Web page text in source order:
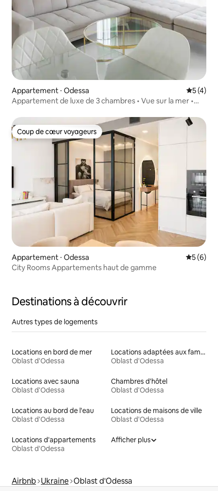
Appartement ⋅ Odessa
5 (4)
Appartement de luxe de 3 chambres • Vue sur la mer •
Coup de cœur voyageurs
Coup de cœur voyageurs
Appartement ⋅ Odessa
5 (6)
City Rooms Appartements haut de gamme
Destinations à découvrir
Autres types de logements
Locations en bord de mer
Oblast d'Odessa
Locations adaptées aux familles
Oblast d'Odessa
Locations avec sauna
Oblast d'Odessa
Chambres d'hôtel
Oblast d'Odessa
Locations au bord de l'eau
Oblast d'Odessa
Locations de maisons de ville
Oblast d'Odessa
Locations d'appartements
Oblast d'Odessa
Afficher plus
Airbnb Ukraine Oblast d'Odessa